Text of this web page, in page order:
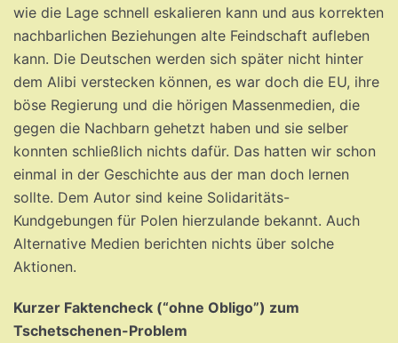
wie die Lage schnell eskalieren kann und aus korrekten
nachbarlichen Beziehungen alte Feindschaft aufleben
kann. Die Deutschen werden sich später nicht hinter
dem Alibi verstecken können, es war doch die EU, ihre
böse Regierung und die hörigen Massenmedien, die
gegen die Nachbarn gehetzt haben und sie selber
konnten schließlich nichts dafür. Das hatten wir schon
einmal in der Geschichte aus der man doch lernen
sollte. Dem Autor sind keine Solidaritäts-
Kundgebungen für Polen hierzulande bekannt. Auch
Alternative Medien berichten nichts über solche
Aktionen.
Kurzer Faktencheck (“ohne Obligo”) zum
Tschetschenen-Problem